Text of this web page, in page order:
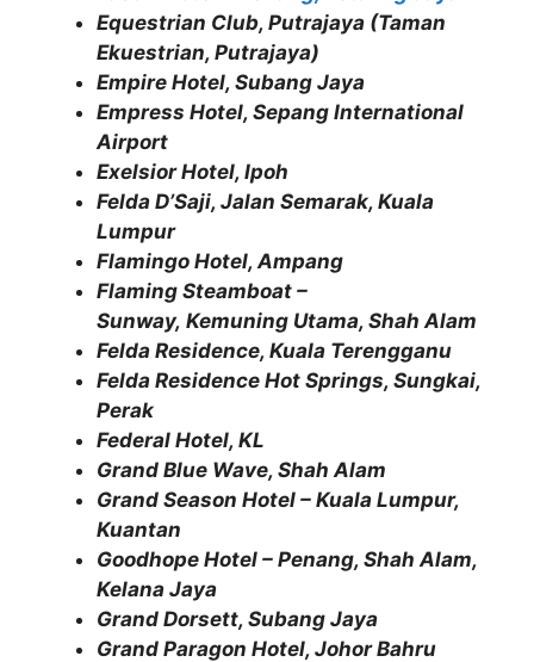
Equestrian Club, Putrajaya (Taman
Ekuestrian, Putrajaya)
Empire Hotel, Subang Jaya
Empress Hotel, Sepang International
Airport
Exelsior Hotel, Ipoh
Felda D’Saji, Jalan Semarak, Kuala
Lumpur
Flamingo Hotel, Ampang
Flaming Steamboat –
Sunway, Kemuning Utama, Shah Alam
Felda Residence, Kuala Terengganu
Felda Residence Hot Springs, Sungkai,
Perak
Federal Hotel, KL
Grand Blue Wave, Shah Alam
Grand Season Hotel – Kuala Lumpur,
Kuantan
Goodhope Hotel – Penang, Shah Alam,
Kelana Jaya
Grand Dorsett, Subang Jaya
Grand Paragon Hotel, Johor Bahru